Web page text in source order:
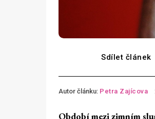
Sdílet článek
Autor článku: Petra Zajícova
Období mezi zimním